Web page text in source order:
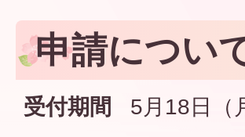
申請につい
受付期間
5月18日（